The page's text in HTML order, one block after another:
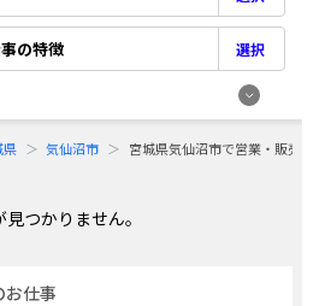
の特徴 選択
県 気仙沼市 宮城県気仙沼市で営業・販売
つかりません。
お仕事